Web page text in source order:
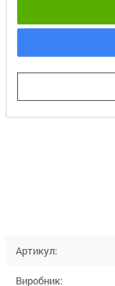
Артикул:
Виробник: